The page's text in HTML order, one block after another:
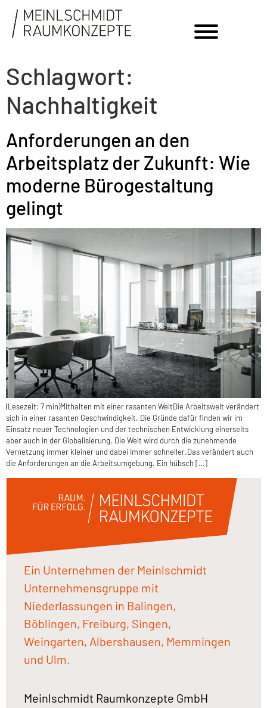
Schlagwort:
Nachhaltigkeit
Anforderungen an den
Arbeitsplatz der Zukunft: Wie
moderne Bürogestaltung
gelingt
(Lesezeit: 7 min)Mithalten mit einer rasanten WeltDie Arbeitswelt verändert
sich in einer rasanten Geschwindigkeit. Die Gründe dafür finden wir im
Einsatz neuer Technologien und der technischen Entwicklung einerseits
aber auch in der Globalisierung. Die Welt wird durch die zunehmende
Vernetzung immer kleiner und dabei immer schneller.Das verändert auch
die Anforderungen an die Arbeitsumgebung. Ein hübsch […]
Ein Unternehmen der Meinlschmidt
Unternehmensgruppe mit
Niederlassungen in Balingen,
Böblingen, Freiburg, Singen,
Weingarten, Albershausen, Memmingen
und Ulm.
Meinlschmidt Raumkonzepte GmbH